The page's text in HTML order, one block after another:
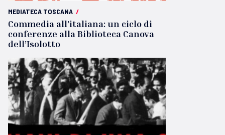
MEDIATECA TOSCANA /
Commedia all’italiana: un ciclo di
conferenze alla Biblioteca Canova
dell’Isolotto